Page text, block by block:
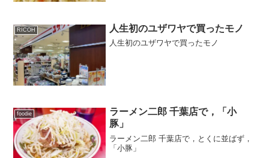
RICOH 人生初のユザワヤで買ったモノ
人生初のユザワヤで買ったモノ
foodie
ラーメン二郎 千葉店で，「小
豚」
ラーメン二郎 千葉店で，とくに並ばず，
「小豚」